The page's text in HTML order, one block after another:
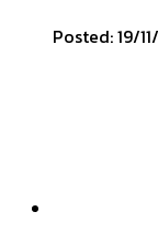
Posted: 19/